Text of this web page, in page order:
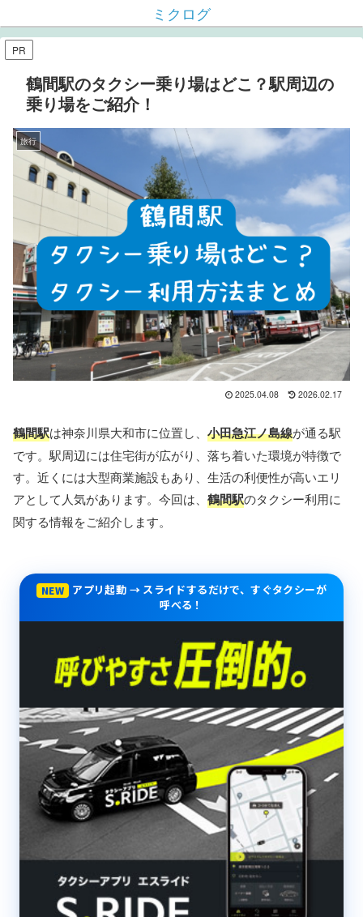
ミクログ
PR
鶴間駅のタクシー乗り場はどこ？駅周辺の
乗り場をご紹介！
旅行
2025.04.08 2026.02.17
鶴間駅は神奈川県大和市に位置し、 小田急江ノ島線が通る駅
です。駅周辺には住宅街が広がり、落ち着いた環境が特徴で
す。近くには大型商業施設もあり、生活の利便性が高いエリ
アとして人気があります。今回は、 鶴間駅のタクシー利用に
関する情報をご紹介します。
NEW
アプリ起動 → スライドするだけで、すぐタクシーが
呼べる！